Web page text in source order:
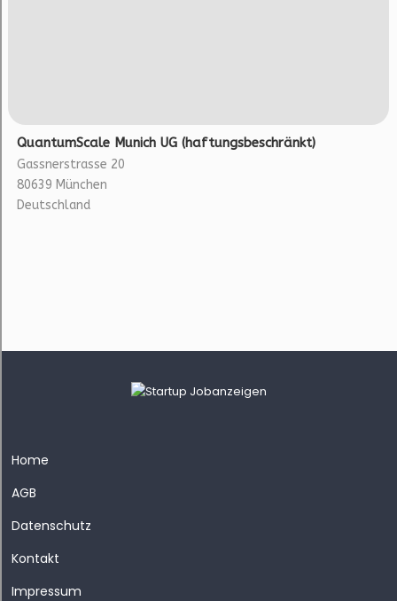
QuantumScale Munich UG (haftungsbeschränkt)
Gassnerstrasse 20
80639 München
Deutschland
Home
AGB
Datenschutz
Kontakt
Impressum